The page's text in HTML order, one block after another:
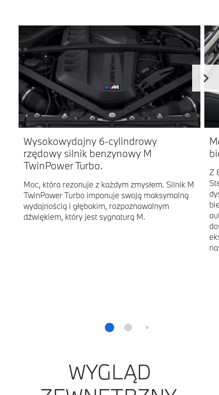
Wysokowydajny 6-cylindrowy
rzędowy silnik benzynowy M
TwinPower Turbo.
Moc, która rezonuje z każdym zmysłem. Silnik M
TwinPower Turbo imponuje swoją maksymalną
wydajnością i głębokim, rozpoznawalnym
dźwiękiem, który jest sygnaturą M.
Z
WYGLĄD